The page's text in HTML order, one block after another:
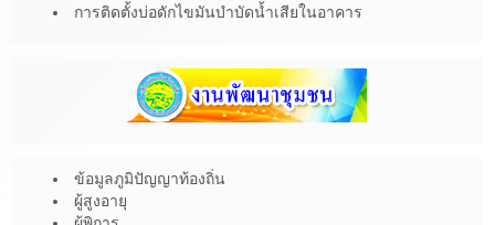
การติดตั้งบ่อดักไขมันบำบัดน้ำเสียในอาคาร
ข้อมูลภูมิปัญญาท้องถิ่น
ผู้สูงอายุ